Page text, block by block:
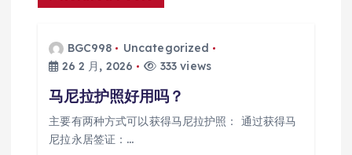
BGC998
Uncategorized
26 2 月, 2026
333 views
马尼拉护照好用吗？
主要有两种方式可以获得马尼拉护照： 通过获得马
尼拉永居签证：…